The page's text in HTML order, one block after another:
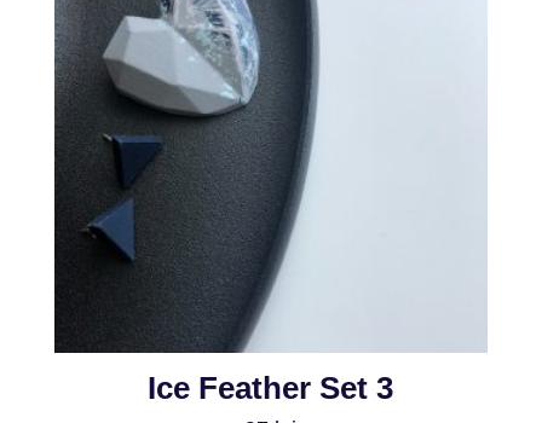
Ice Feather Set 3